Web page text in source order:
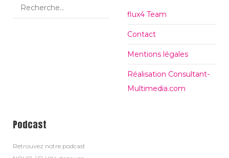
flux4 Team
Contact
Mentions légales
Réalisation Consultant-
Multimedia.com
Podcast
Retrouvez notre podcast